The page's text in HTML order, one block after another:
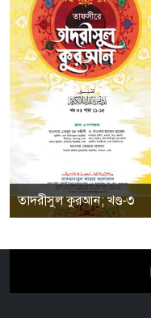
তাদরীসুল কুরআন; খণ্ড-৩